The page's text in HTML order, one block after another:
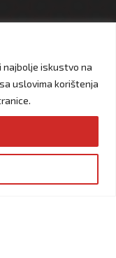
najbolje iskustvo na
uslovima korištenja
te lakše imajte